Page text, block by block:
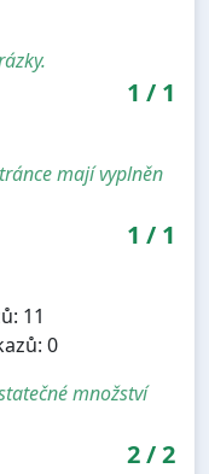
1 / 1
mají vyplněn
1 / 1
11
0
množství
2/2